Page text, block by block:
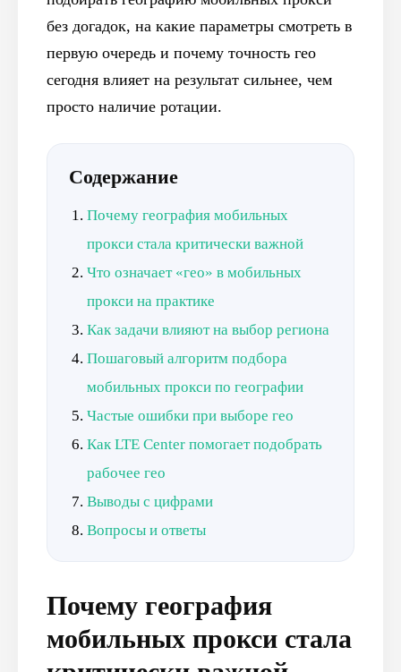
без догадок, на какие параметры смотреть в
первую очередь и почему точность гео
сегодня влияет на результат сильнее, чем
просто наличие ротации.
Содержание
Почему география мобильных
прокси стала критически важной
Что означает «гео» в мобильных
прокси на практике
Как задачи влияют на выбор региона
Пошаговый алгоритм подбора
мобильных прокси по географии
Частые ошибки при выборе гео
Как LTE Center помогает подобрать
рабочее гео
Выводы с цифрами
Вопросы и ответы
Почему география
мобильных прокси стала